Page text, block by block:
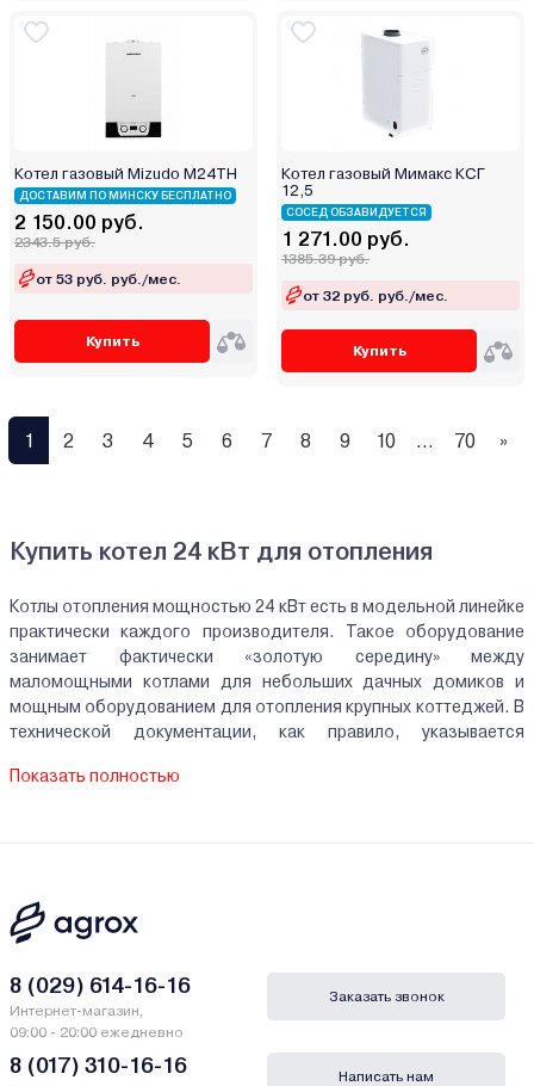
Котел газовый Mizudo M24TH
ДОСТАВИМ ПО МИНСКУ БЕСПЛАТНО
2 150.00 руб.
2343.5 руб.
от 53 руб. руб./мес.
Купить
Котел газовый Мимакс КСГ
12,5
СОСЕД ОБЗАВИДУЕТСЯ
1 271.00 руб.
1385.39 руб.
от 32 руб. руб./мес.
Купить
1 2 3 4 5 6 7 8 9 10 ... 70 »
Купить котел 24 кВт для отопления
Котлы отопления мощностью 24 кВт есть в модельной линейке
практически каждого производителя. Такое оборудование
занимает фактически «золотую середину» между
маломощными котлами для небольших дачных домиков и
мощным оборудованием для отопления крупных коттеджей. В
технической документации, как правило, указывается
значение имеет тепловая мощность, которую получает
Особенности котлов мощностью 24 кВт
Согласно тепловым расчетам, такой котел способен
эффективно отапливать помещения площадью 200-250
квадратных метров – фактически, это целый загородный дом
средней площади или большая двухуровневая городская
Показать полностью
8 (029) 614-16-16
Интернет-магазин,
09:00 - 20:00 ежедневно
8 (017) 310-16-16
Заказать звонок
Написать нам